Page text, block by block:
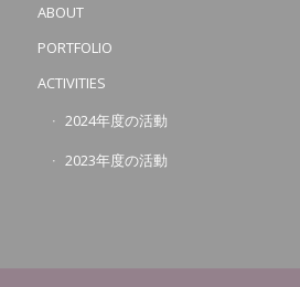
ABOUT
PORTFOLIO
ACTIVITIES
2024年度の活動
2023年度の活動